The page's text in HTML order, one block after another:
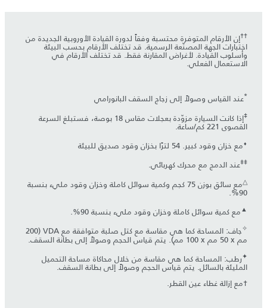
††إن الأرقام المتوفرة محتسبة وفقاً لدورة القيادة الأوروبية الجديدة من
اختبارات الجهة المصنّعة الرسمية. قد تختلف الأرقام بحسب البيئة
وأسلوب القيادة. لأغراض المقارنة فقط. قد تختلف الأرقام في
الاستعمال الفعلي.
*عند القياس وصولاً إلى زجاج السقف البانورامي
‡ إذا كانت السيارة مزوّدة بعجلات مقاس 18 بوصة، فستبلغ السرعة
القصوى 221 كم/ساعة.
⬧مع خزان وقود كبير. 54 لترًا بخزان وقود صديق للبيئة
‡‡عند الدمج مع محرك كهربائي.
△ مع سائق بوزن 75 كجم وكمية سوائل كاملة وخزان وقود مليء بنسبة
90%.
▲مع كمية سوائل كاملة وخزان وقود مليء بنسبة 90%.
✧ جاف: المساحة كما هي مقاسة مع كتل صلبة متوافقة مع VDA (‏200
مم x ‏50 مم x ‏100 مم). يتم قياس الحجم وصولاً إلى بطانة السقف.
✦رطب: المساحة كما هي مقاسة من خلال محاكاة مساحة التحميل
المليئة بالسائل. يتم قياس الحجم وصولاً إلى بطانة السقف.
†مع إزالة غطاء عين القطر.